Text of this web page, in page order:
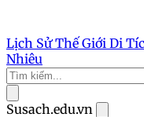
Lịch Sử Thế Giới Di
Nhiêu
Susach.edu.vn